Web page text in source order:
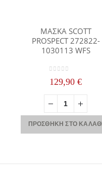
ΜΑΣΚΑ SCOTT
PROSPECT 272822-
1030113 WFS
129,90€
ΠΡΟΣΘΉΚΗ ΣΤΟ ΚΑΛΆΘΙ